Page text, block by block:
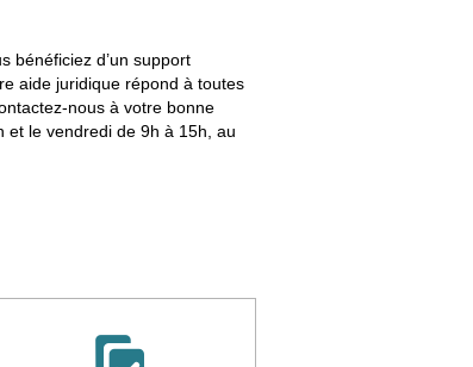
bénéficiez d’un support
aide juridique répond à toutes
nous à votre bonne
et le vendredi de 9h à 15h, au